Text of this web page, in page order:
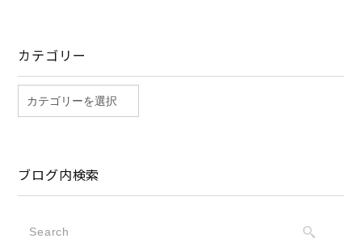
カテゴリー
ブログ内検索